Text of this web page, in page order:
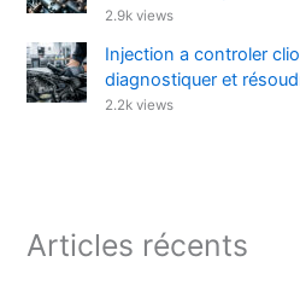
2.9k views
Injection a controler
diagnostiquer et
2.2k views
Articles récents